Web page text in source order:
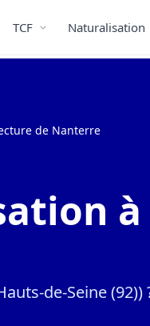
TCF Naturalisation
de Nanterre
de-Seine